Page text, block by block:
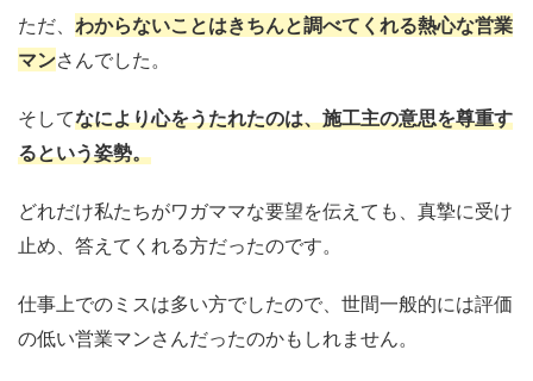
ただ、 わからないことはきちんと調べてくれる熱心な営業
マンさんでした。
そしてなにより心をうたれたのは、施工主の意思を尊重す
るという姿勢。
どれだけ私たちがワガママな要望を伝えても、真摯に受け
止め、答えてくれる方だったのです。
仕事上でのミスは多い方でしたので、世間一般的には評価
の低い営業マンさんだったのかもしれません。